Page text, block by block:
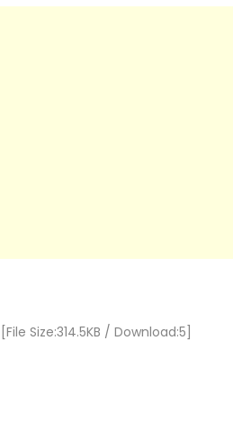
[File Size:314.5KB / Download:5]